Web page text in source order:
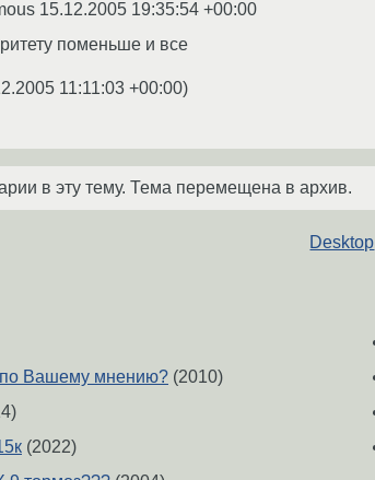
15.12.2005 19:35:54 +00:00
поменьше и все
11:11:03 +00:00)
в эту тему. Тема перемещена в архив.
Desktop
по Вашему мнению? (2010)
(2022)